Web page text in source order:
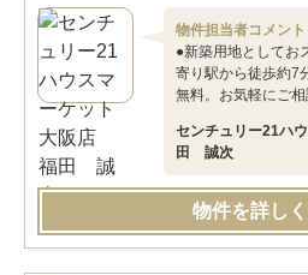
物件担当者コメント
●新築用地としてお
寄り駅から徒歩約7
無料。お気軽にご相
センチュリー21ハ
田 誠次
物件を詳し